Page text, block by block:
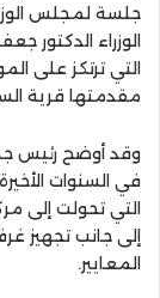
جلسة لمجلس
الوزراء الدكتور
التي ترتكز على
مقدمتها قرية
وقد أوضح رئيس
في السنوات
التي تحولت إلى
إلى جانب تجهيز
المعايير.